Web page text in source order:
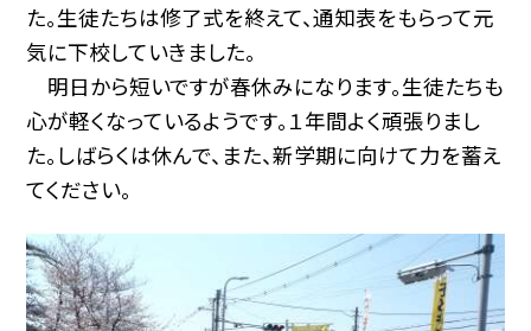
た。生徒たちは修了式を終えて、通知表をもらって元
気に下校していきました。
明日から短いですが春休みになります。生徒たちも
心が軽くなっているようです。１年間よく頑張りまし
た。しばらくは休んで、また、新学期に向けて力を蓄え
てください。